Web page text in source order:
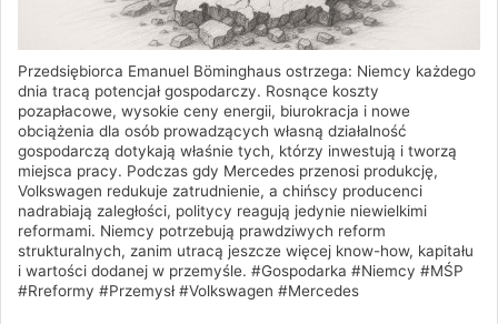
Przedsiębiorca Emanuel Böminghaus ostrzega: Niemcy każdego
dnia tracą potencjał gospodarczy. Rosnące koszty
pozapłacowe, wysokie ceny energii, biurokracja i nowe
obciążenia dla osób prowadzących własną działalność
gospodarczą dotykają właśnie tych, którzy inwestują i tworzą
miejsca pracy. Podczas gdy Mercedes przenosi produkcję,
Volkswagen redukuje zatrudnienie, a chińscy producenci
nadrabiają zaległości, politycy reagują jedynie niewielkimi
reformami. Niemcy potrzebują prawdziwych reform
strukturalnych, zanim utracą jeszcze więcej know-how, kapitału
i wartości dodanej w przemyśle. #Gospodarka #Niemcy #MŚP
#Rreformy #Przemysł #Volkswagen #Mercedes